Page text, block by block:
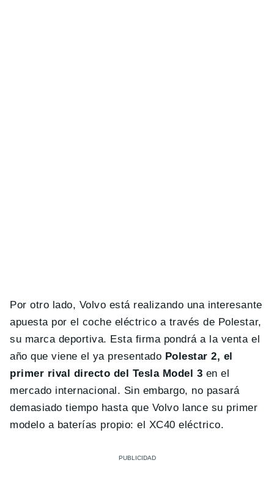
Por otro lado, Volvo está realizando una interesante
apuesta por el coche eléctrico a través de Polestar,
su marca deportiva. Esta firma pondrá a la venta el
año que viene el ya presentado Polestar 2, el
primer rival directo del Tesla Model 3 en el
mercado internacional. Sin embargo, no pasará
demasiado tiempo hasta que Volvo lance su primer
modelo a baterías propio: el XC40 eléctrico.